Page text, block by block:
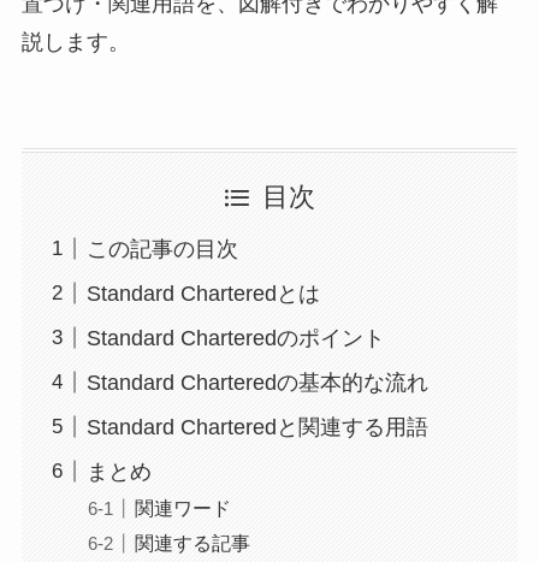
説します。
目次
この記事の目次
Standard Charteredとは
Standard Charteredのポイント
Standard Charteredの基本的な流れ
Standard Charteredと関連する用語
まとめ
関連ワード
関連する記事